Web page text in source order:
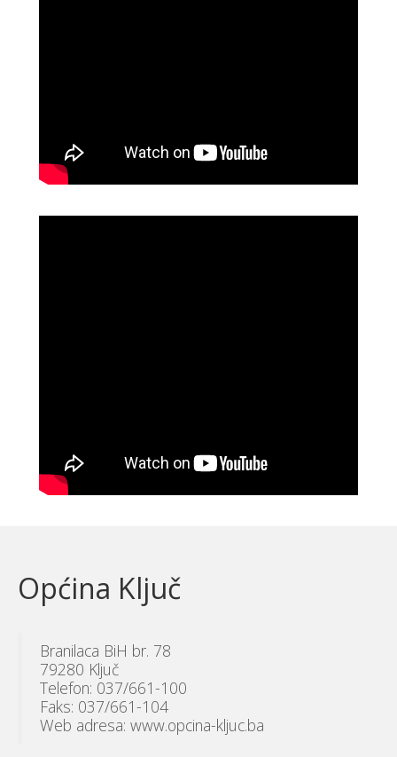
Općina Ključ
Branilaca BiH br. 78
79280 Ključ
Telefon: 037/661-100
Faks: 037/661-104
Web adresa: www.opcina-kljuc.ba